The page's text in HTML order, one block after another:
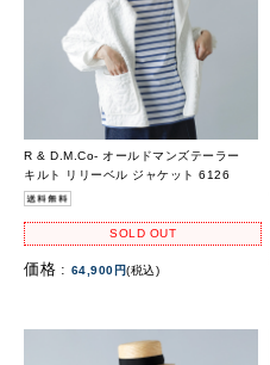
R & D.M.Co- オールドマンズテーラー
キルト リリーベル ジャケット 6126
SOLD OUT
価格 : 64,900円(税込)